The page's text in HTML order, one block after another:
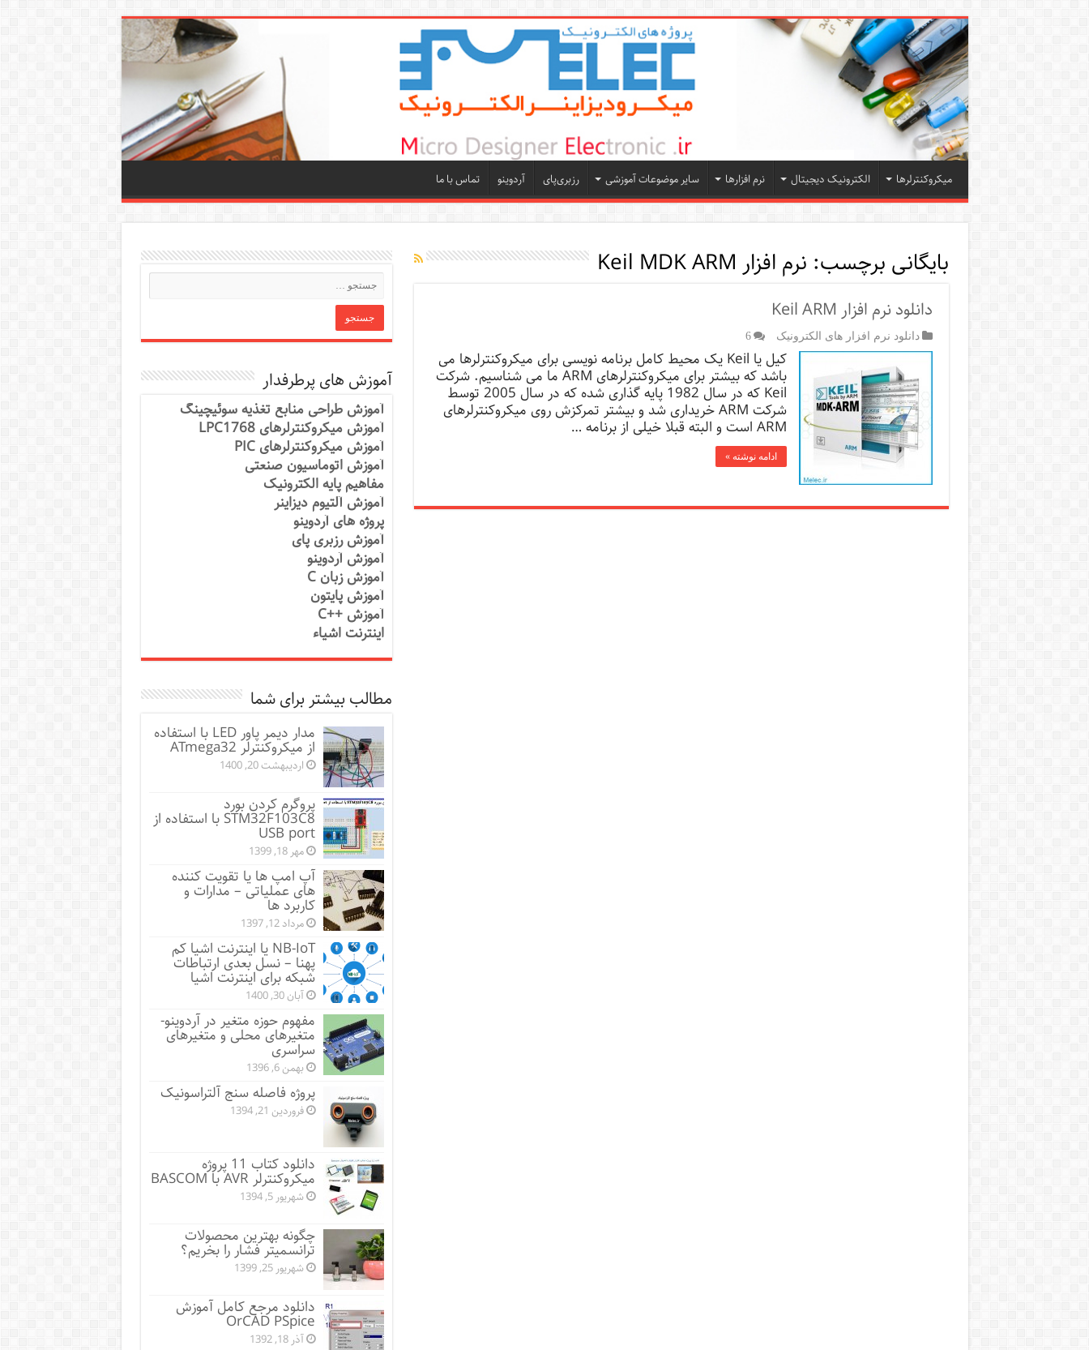
میکروکنترلرها الکترونیک دیجیتال نرم افزارها سایر موضوعات آموزشی رزبری‌پای آردوینو تماس با ما
بایگانی برچسب: نرم افزار Keil MDK ARM
دانلود نرم افزار Keil ARM
دانلود نرم افزار های الکترونیک 6
کیل یا Keil یک محیط کامل برنامه نویسی برای میکروکنترلرها می
باشد که بیشتر برای میکروکنترلرهای ARM ما می شناسیم. شرکت
Keil که در سال 1982 پایه گذاری شده که در سال 2005 توسط
شرکت ARM خریداری شد و بیشتر تمرکزش روی میکروکنترلرهای
ARM است و البته قبلا خیلی از برنامه …
ادامه نوشته »
آموزش های پرطرفدار
آموزش طراحی منابع تغذیه سوئیچینگ
آموزش میکروکنترلرهای LPC1768
آموزش میکروکنترلرهای PIC
آموزش اتوماسیون صنعتی
مفاهیم پایه الکترونیک
آموزش آلتیوم دیزاینر
پروژه های آردوینو
آموزش رزبری پای
آموزش آردوینو
آموزش زبان C
آموزش پایتون
آموزش ++C
اینترنت اشیاء
مطالب بیشتر برای شما
مدار دیمر پاور LED با استفاده
از میکروکنترلر ATmega32
اردیبهشت 20, 1400
پروگرم کردن بورد
STM32F103C8 با استفاده از
USB port
مهر 18, 1399
آپ امپ ها یا تقویت کننده
های عملیاتی – مدارات و
کاربرد ها
مرداد 12, 1397
NB-IoT یا اینترنت اشیا کم
پهنا – نسل بعدی ارتباطات
شبکه برای اینترنت اشیا
آبان 30, 1400
مفهوم حوزه متغیر در آردوینو-
متغیرهای محلی و متغیرهای
سراسری
بهمن 6, 1396
پروژه فاصله سنج آلتراسونیک
فروردین 21, 1394
دانلود کتاب 11 پروژه
میکروکنترلر AVR با BASCOM
شهریور 5, 1394
چگونه بهترین محصولات
ترانسمیتر فشار را بخریم؟
شهریور 25, 1399
دانلود مرجع کامل آموزش
OrCAD PSpice
آذر 18, 1392